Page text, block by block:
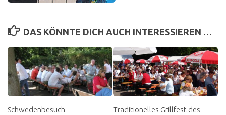
DAS KÖNNTE DICH AUCH INTERESSIEREN …
Schwedenbesuch
Traditionelles Grillfest des